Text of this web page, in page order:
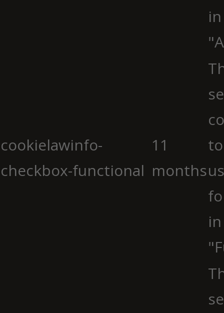
cookielawinfo-
checkbox-functional
11
months